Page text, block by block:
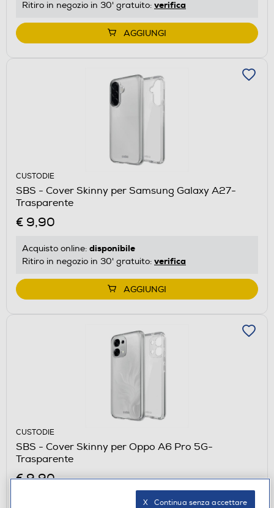
Ritiro in negozio in 30' gratuito: verifica
AGGIUNGI
CUSTODIE
SBS - Cover Skinny per Samsung Galaxy A27-
Trasparente
€ 9,90
Acquisto online: disponibile
Ritiro in negozio in 30' gratuito: verifica
AGGIUNGI
CUSTODIE
SBS - Cover Skinny per Oppo A6 Pro 5G-
Trasparente
€ 9,90
X   Continua senza accettare